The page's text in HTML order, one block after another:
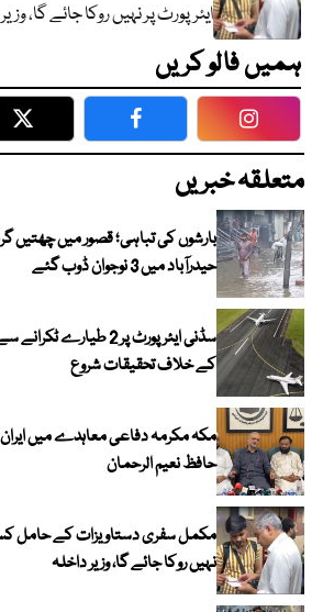
ایئرپورٹ پر نہیں روکا جائے گا،
ہمیں فالو کریں
Twitter Facebook
متعلقہ خبریں
حیدرآباد میں 3 نوجوان ڈوب گئے
سڈنی ایئرپورٹ پر 2
کے خلاف تحقیقات شروع
مکہ مکرمہ دفاعی معاہدے میں
حافظ نعیم الرحمان
مکمل سفری دستاویزات کے حامل
نہیں روکا جائے گا، وزیر داخلہ